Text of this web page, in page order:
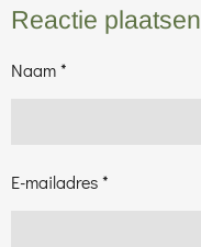
e
n
l
r
e
e
n
Reactie plaatsen
Naam *
E-mailadres *